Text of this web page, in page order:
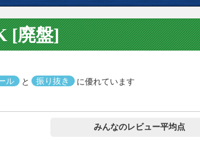
[廃盤]
ル と 振り抜き に優れています
みんなのレビュー平均点